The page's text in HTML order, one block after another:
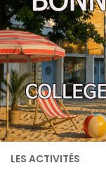
LES ACTIVITÉS